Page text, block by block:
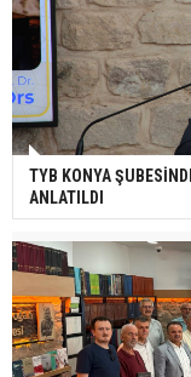
TYB KONYA
ANLATILDI